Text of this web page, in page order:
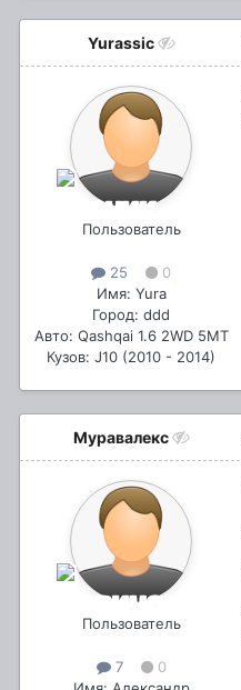
Yurassic
Пользователь
25
0
Имя: Yura
Город: ddd
Авто: Qashqai 1.6 2WD 5MT
Кузов: J10 (2010 - 2014)
Муравалекс
Пользователь
7
0